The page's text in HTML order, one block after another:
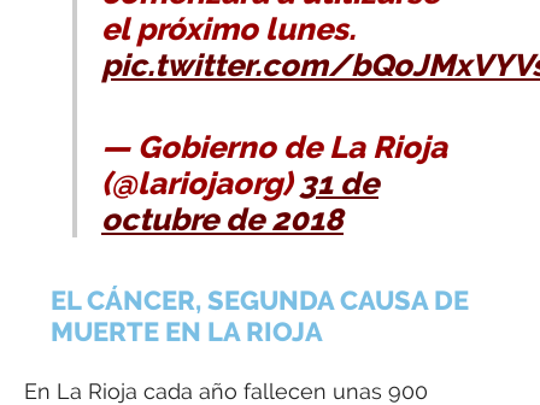
el próximo lunes.
pic.twitter.com/
— Gobierno de La Rioja
(@lariojaorg) 31 de
octubre de 2018
EL CÁNCER, SEGUNDA CAUSA DE
MUERTE EN LA RIOJA
En La Rioja cada año fallecen unas 900